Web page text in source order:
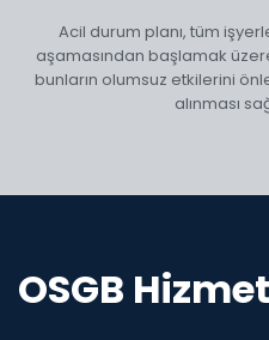
Acil durum planı, tüm
aşamasından başlamak
bunların olumsuz etkilerini
alınması
OSGB